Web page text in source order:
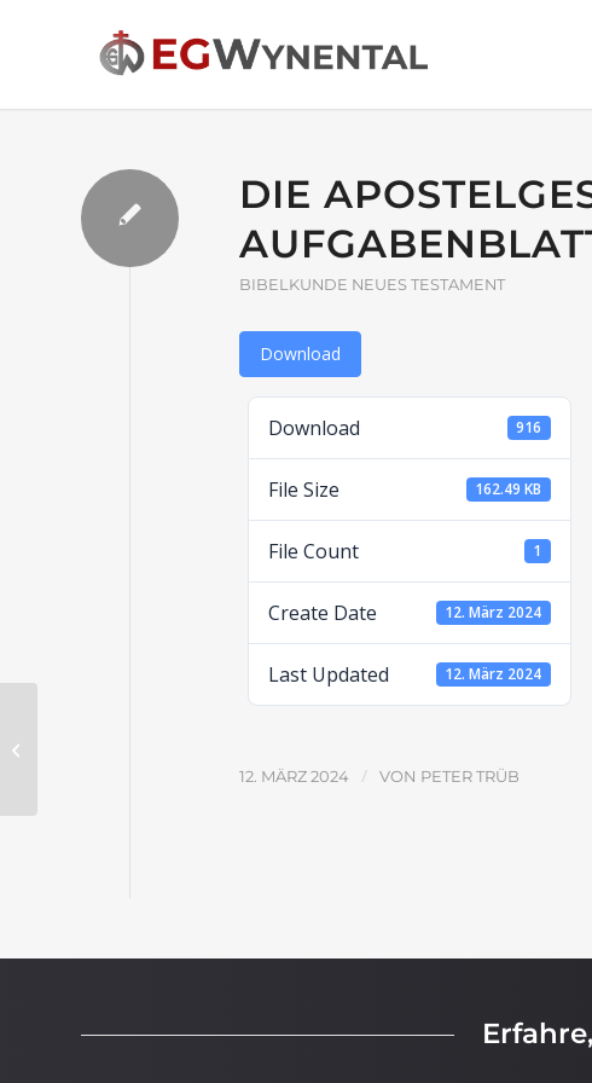
DIE
BIBELKUNDE NEUES TESTAMENT
Download
Download 916
File Size 162.49 KB
File Count 1
Create Date 12. März 2024
Last Updated 12. März 2024
12. MÄRZ 2024 / VON PETER TRÜB